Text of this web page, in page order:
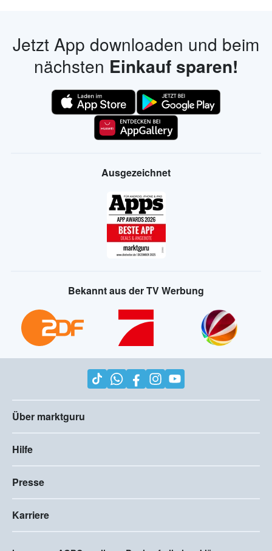
Jetzt App downloaden und beim
nächsten Einkauf sparen!
Ausgezeichnet
Bekannt aus der TV Werbung
Über marktguru
Hilfe
Presse
Karriere